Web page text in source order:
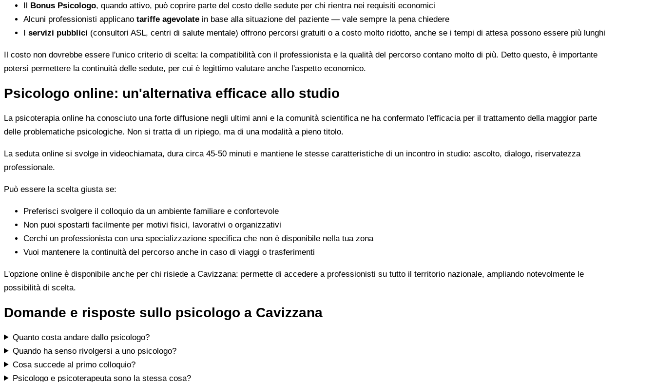
Il Bonus Psicologo, quando attivo, può coprire parte del costo delle sedute per chi rientra nei requisiti economici
Alcuni professionisti applicano tariffe agevolate in base alla situazione del paziente — vale sempre la pena chiedere
I servizi pubblici (consultori ASL, centri di salute mentale) offrono percorsi gratuiti o a costo molto ridotto, anche se i tempi di attesa possono essere più lunghi
Il costo non dovrebbe essere l'unico criterio di scelta: la compatibilità con il professionista e la qualità del percorso contano molto di più. Detto questo, è importante
potersi permettere la continuità delle sedute, per cui è legittimo valutare anche l'aspetto economico.
Psicologo online: un'alternativa efficace allo studio
La psicoterapia online ha conosciuto una forte diffusione negli ultimi anni e la comunità scientifica ne ha confermato l'efficacia per il trattamento della maggior parte
delle problematiche psicologiche. Non si tratta di un ripiego, ma di una modalità a pieno titolo.
La seduta online si svolge in videochiamata, dura circa 45-50 minuti e mantiene le stesse caratteristiche di un incontro in studio: ascolto, dialogo, riservatezza
professionale.
Può essere la scelta giusta se:
Preferisci svolgere il colloquio da un ambiente familiare e confortevole
Non puoi spostarti facilmente per motivi fisici, lavorativi o organizzativi
Cerchi un professionista con una specializzazione specifica che non è disponibile nella tua zona
Vuoi mantenere la continuità del percorso anche in caso di viaggi o trasferimenti
L'opzione online è disponibile anche per chi risiede a Cavizzana: permette di accedere a professionisti su tutto il territorio nazionale, ampliando notevolmente le
possibilità di scelta.
Domande e risposte sullo psicologo a Cavizzana
Quanto costa andare dallo psicologo?
Quando ha senso rivolgersi a uno psicologo?
Cosa succede al primo colloquio?
Psicologo e psicoterapeuta sono la stessa cosa?